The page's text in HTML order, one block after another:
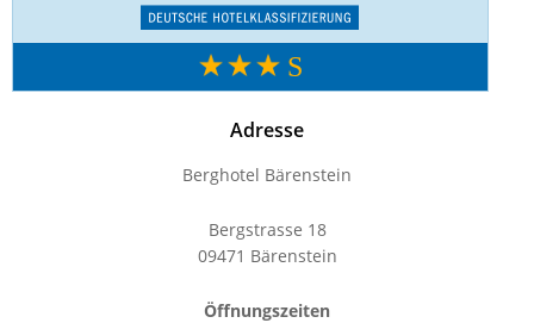
Adresse
Berghotel Bärenstein
Bergstrasse 18
09471 Bärenstein
Öffnungszeiten